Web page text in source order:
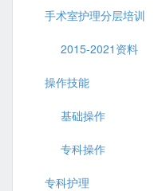
手术室护理分层培训
2015-2021资料
操作技能
基础操作
专科操作
专科护理